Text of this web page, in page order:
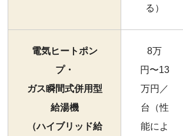
る）
電気ヒートポン
プ・
ガス瞬間式併用型
給湯機
（ハイブリッド給
8万
円〜13
万円／
台（性
能によ